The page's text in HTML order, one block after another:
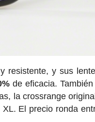
resistente, y sus
de eficacia.
la crossrange
El precio ronda